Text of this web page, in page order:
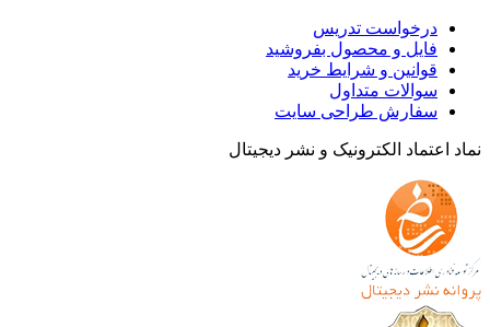
درخواست تدریس
فایل و محصول بفروشید
قوانین و شرایط خرید
سوالات متداول
سفارش طراحی سایت
اعتماد الکترونیک و نشر دیجیتال